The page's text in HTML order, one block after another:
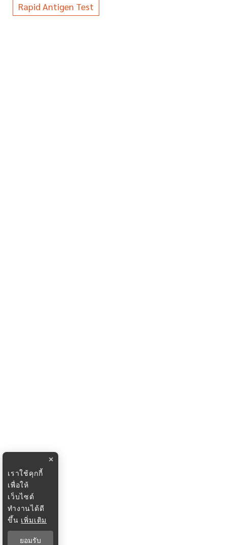
Rapid Antigen Test
×
เราใช้คุกกี้
เพื่อให้
เว็บไซต์
ทำงานได้ดี
ขึ้น เพิ่มเติม
ยอมรับ